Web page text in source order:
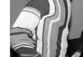
n
h
a